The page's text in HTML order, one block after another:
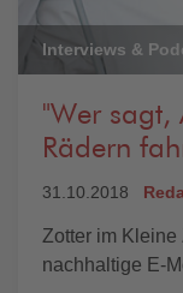
Interviews &
"Wer sagt,
Rädern
31.10.2018
Zotter im
nachhaltige E-